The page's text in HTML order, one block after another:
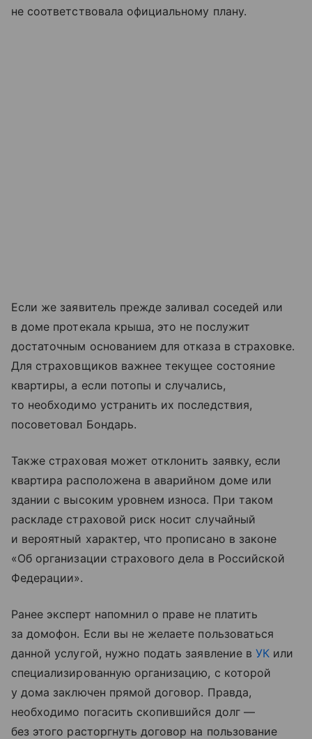
не соответствовала официальному плану.
Если же заявитель прежде заливал соседей или
в доме протекала крыша, это не послужит
достаточным основанием для отказа в страховке.
Для страховщиков важнее текущее состояние
квартиры, а если потопы и случались,
то необходимо устранить их последствия,
посоветовал Бондарь.
Также страховая может отклонить заявку, если
квартира расположена в аварийном доме или
здании с высоким уровнем износа. При таком
раскладе страховой риск носит случайный
и вероятный характер, что прописано в законе
«Об организации страхового дела в Российской
Федерации».
Ранее эксперт напомнил о праве не платить
за домофон. Если вы не желаете пользоваться
данной услугой, нужно подать заявление в УК или
специализированную организацию, с которой
у дома заключен прямой договор. Правда,
необходимо погасить скопившийся долг —
без этого расторгнуть договор на пользование